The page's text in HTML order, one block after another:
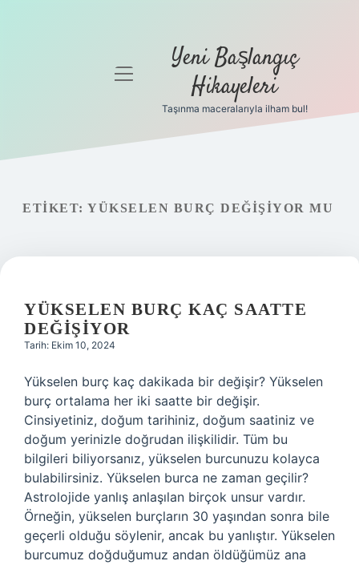
Gizlilik
Yasal Uyarı
Hakkımızda
menüyü
Yeni Başlangıç
Hikayeleri
Taşınma maceralarıyla ilham bul!
ETIKET: YÜKSELEN BURÇ DEĞIŞIYOR MU
YÜKSELEN BURÇ KAÇ SAATTE
DEĞIŞIYOR
Tarih: Ekim 10, 2024
Yükselen burç kaç dakikada bir değişir? Yükselen
burç ortalama her iki saatte bir değişir.
Cinsiyetiniz, doğum tarihiniz, doğum saatiniz ve
doğum yerinizle doğrudan ilişkilidir. Tüm bu
bilgileri biliyorsanız, yükselen burcunuzu kolayca
bulabilirsiniz. Yükselen burca ne zaman geçilir?
Astrolojide yanlış anlaşılan birçok unsur vardır.
Örneğin, yükselen burçların 30 yaşından sonra bile
geçerli olduğu söylenir, ancak bu yanlıştır. Yükselen
burcumuz doğduğumuz andan öldüğümüz ana